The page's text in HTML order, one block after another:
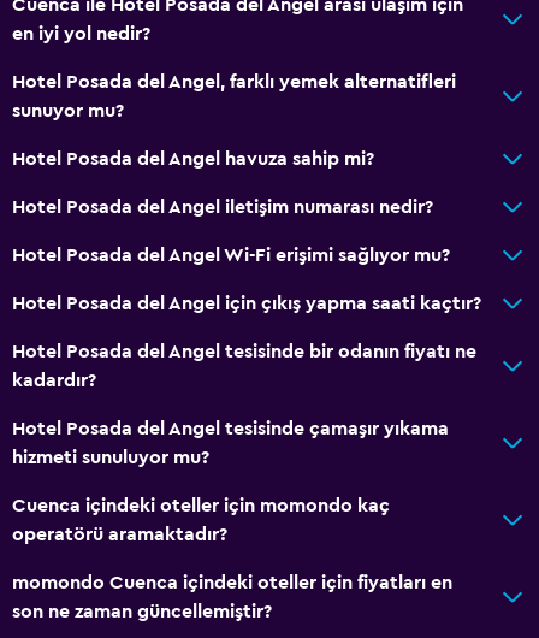
Cuenca ile Hotel Posada del Angel arası ulaşım için
en iyi yol nedir?
Hotel Posada del Angel, farklı yemek alternatifleri
sunuyor mu?
Hotel Posada del Angel havuza sahip mi?
Hotel Posada del Angel iletişim numarası nedir?
Hotel Posada del Angel Wi-Fi erişimi sağlıyor mu?
Hotel Posada del Angel için çıkış yapma saati kaçtır?
Hotel Posada del Angel tesisinde bir odanın fiyatı ne
kadardır?
Hotel Posada del Angel tesisinde çamaşır yıkama
hizmeti sunuluyor mu?
Cuenca içindeki oteller için momondo kaç
operatörü aramaktadır?
momondo Cuenca içindeki oteller için fiyatları en
son ne zaman güncellemiştir?